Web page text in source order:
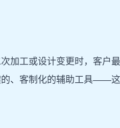
加工或设计变更时，客户
的、客制化的辅助工具——